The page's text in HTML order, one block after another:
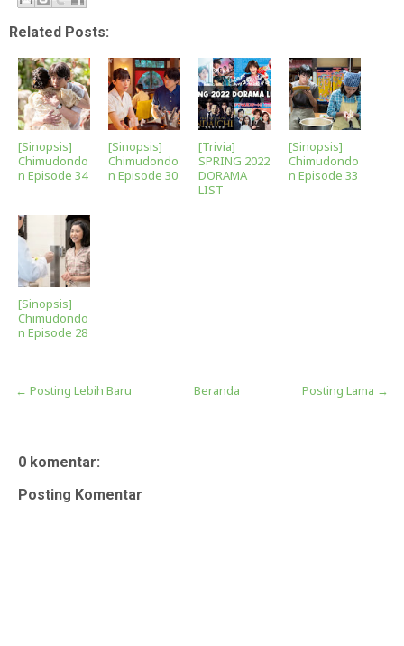
Related Posts:
[Sinopsis]
Chimudondo
n Episode 34
[Sinopsis]
Chimudondo
n Episode 30
[Trivia]
SPRING 2022
DORAMA
LIST
[Sinopsis]
Chimudondo
n Episode 33
[Sinopsis]
Chimudondo
n Episode 28
← Posting Lebih Baru Posting Lama →
Beranda
0 komentar:
Posting Komentar